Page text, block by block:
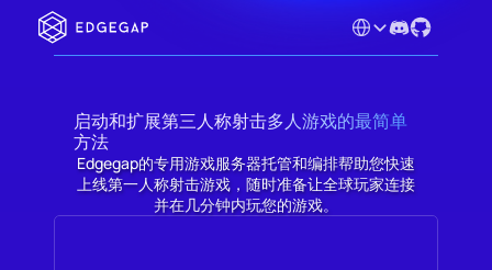
Select Language
启动和扩展第三人称射击多人游戏的最简单
方法
Edgegap的专用游戏服务器托管和编排帮助您快速
上线第一人称射击游戏，随时准备让全球玩家连接
并在几分钟内玩您的游戏。